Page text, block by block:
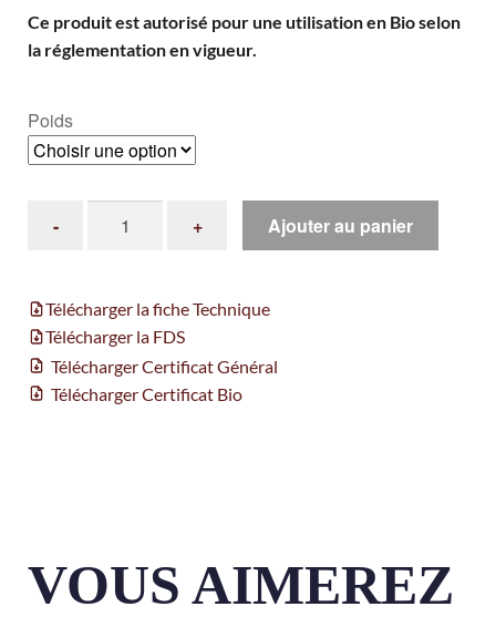
Ce produit est autorisé pour une utilisation en Bio selon
la réglementation en vigueur.
Poids
Ajouter au panier
Télécharger la fiche Technique
Télécharger la FDS
Télécharger Certificat Général
Télécharger Certificat Bio
VOUS AIMEREZ